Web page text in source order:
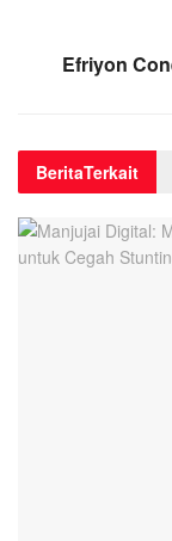
Efriyon
BeritaTerkait